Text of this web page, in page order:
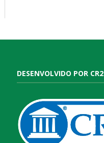
DESENVOLVIDO POR CR2